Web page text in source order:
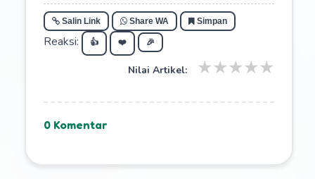
Salin Link Share WA Simpan
Reaksi: 👍 ❤️ 🎉
Nilai Artikel: ★
★
★
★
★
0 Komentar